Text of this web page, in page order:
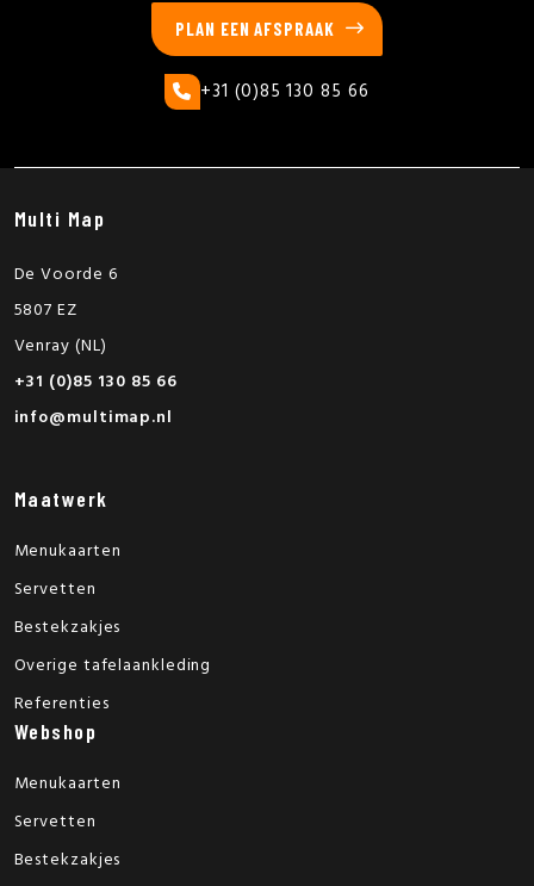
PLAN EEN AFSPRAAK
+31 (0)85 130 85 66
Multi Map
De Voorde 6
5807 EZ
Venray (NL)
+31 (0)85 130 85 66
info@multimap.nl
Maatwerk
Menukaarten
Servetten
Bestekzakjes
Overige tafelaankleding
Referenties
Webshop
Menukaarten
Servetten
Bestekzakjes